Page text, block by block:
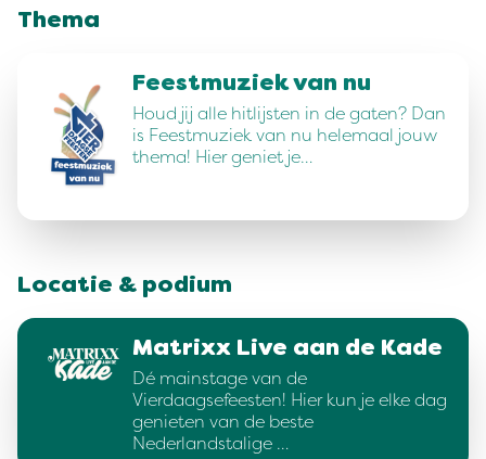
Thema
Feestmuziek van nu
Houd jij alle hitlijsten in de gaten? Dan
is Feestmuziek van nu helemaal jouw
thema! Hier geniet je…
Locatie & podium
Matrixx Live aan de Kade
Dé mainstage van de
Vierdaagsefeesten! Hier kun je elke dag
genieten van de beste
Nederlandstalige …